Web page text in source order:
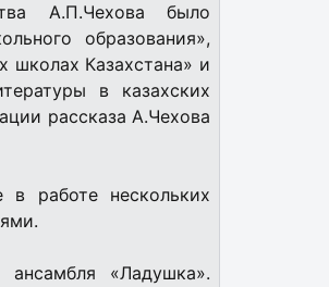
А.П.Чехова было
образования»,
школах Казахстана» и
в казахских
рассказа А.Чехова
в работе нескольких
«Ладушка».